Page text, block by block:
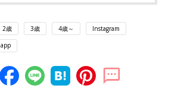
2歳 3歳 4歳～ Instagram
app